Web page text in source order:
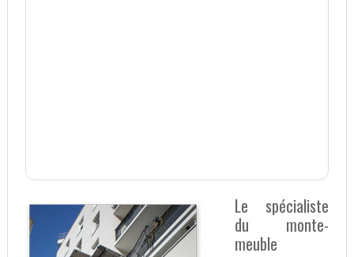
Le spécialiste
du monte-
meuble